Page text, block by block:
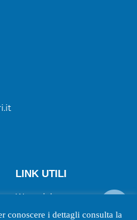
LINK UTILI
Wecanjob
Privacy Policy
conoscere i dettagli consulta la